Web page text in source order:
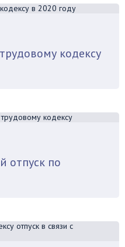
кодексу
отпуск по